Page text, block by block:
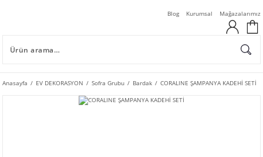
Blog Kurumsal Mağazalarımız
Anasayfa EV DEKORASYON Sofra Grubu Bardak CORALINE ŞAMPANYA KADEHİ SETİ